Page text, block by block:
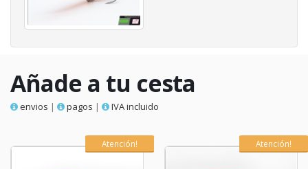
Añade a tu cesta
envios | pagos | IVA incluido
Atención! Atención!